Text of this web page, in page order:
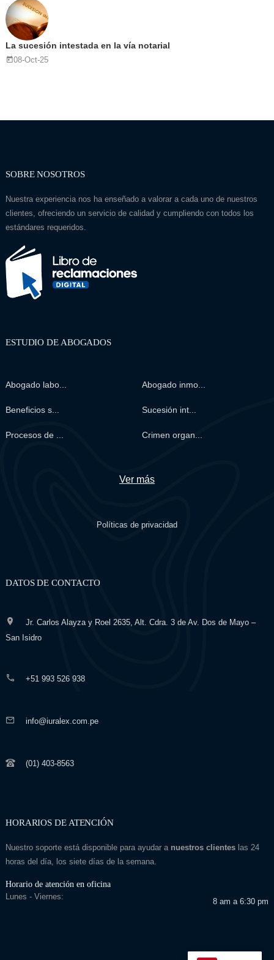
La sucesión intestada en la vía notarial
08-Oct-25
SOBRE NOSOTROS
Nuestra experiencia nos ha enseñado a valorar a cada uno de nuestros
clientes, ofreciendo un servicio de calidad y cumpliendo con todos los
estándares requeridos.
ESTUDIO DE ABOGADOS
Abogado labo... Abogado inmo...
Beneficios s... Sucesión int...
Procesos de ... Crimen organ...
Ver más
Políticas de privacidad
DATOS DE CONTACTO
Jr. Carlos Alayza y Roel 2635, Alt. Cdra. 3 de Av. Dos de Mayo –
San Isidro
+51 993 526 938
info@iuralex.com.pe
(01) 403-8563
HORARIOS DE ATENCIÓN
Nuestro soporte está disponible para ayudar a nuestros clienteslas 24
horas del día, los siete días de la semana.
Horario de atención en oficina
Lunes - Viernes:
8 am a 6:30 pm